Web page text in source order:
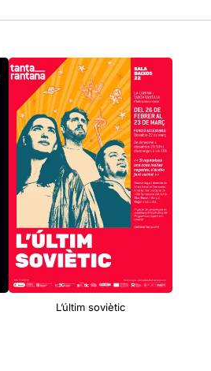
L’últim soviètic